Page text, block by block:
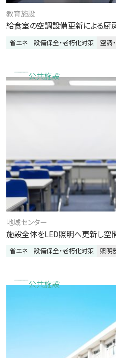
教育施設
給食室の空調設備更新による厨
省エネ 設備保全・老朽化対策 空調
公共施設
地域センター
施設全体をLED照明へ更新し空
省エネ 設備保全・老朽化対策 照明
公共施設